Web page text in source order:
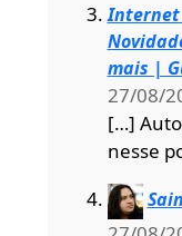
Internet
mais |
27/08/
[…]
nesse